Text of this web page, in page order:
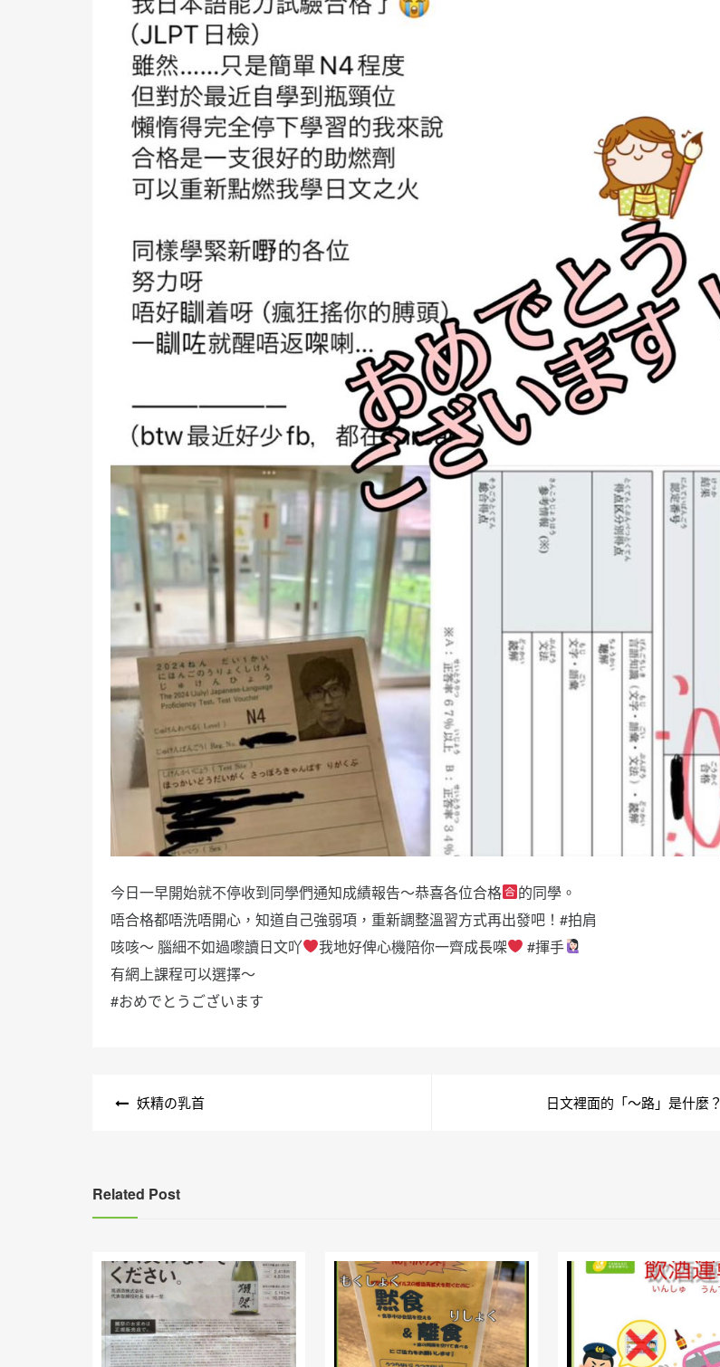
今日一早開始就不停收到同學們通知成績報告～恭喜各位合格
的同學。
唔合格都唔洗唔開心，知道自己強弱項，重新調整溫習方式再出發吧！#拍肩
咳咳～ 腦細不如過嚟讀日文吖
我地好俾心機陪你一齊成長㗎
#揮手
有網上課程可以選擇～
#おめでとうございます
妖精の乳首 日文裡面的「～路」是什麼？
Related Post